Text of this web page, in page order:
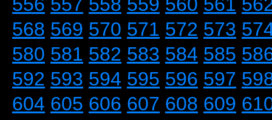
568 569 570 571 572 573
580 581 582 583 584 585
592 593 594 595 596 597
604 605 606 607 608 609